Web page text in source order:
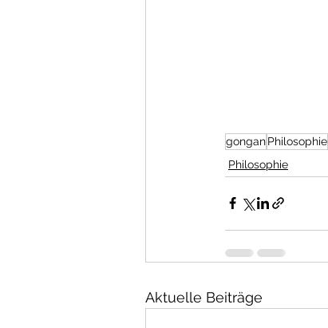
gonganPhilosophie
Philosophie
Aktuelle Beiträge